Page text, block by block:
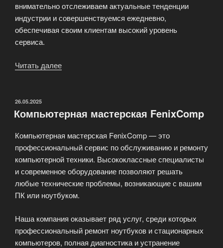
внимательно отслеживаем актуальные тенденции
индустрии и совершенствуемся ежедневно,
обеспечивая своим клиентам высокий уровень
сервиса.
Читать далее
и
компьютерной
техники»
ОПУБЛИКОВАНО
26.05.2025
Компьютерная мастерская FenixComp
Компьютерная мастерская FenixComp — это
профессиональный сервис по обслуживанию и ремонту
компьютерной техники. Высококлассные специалисты
и современное оборудование позволяют решать
любые технические проблемы, возникающие с вашим
ПК или ноутбуком.
Наша компания оказывает ряд услуг, среди которых
профессиональный ремонт ноутбуков и стационарных
компьютеров, полная диагностика и устранение